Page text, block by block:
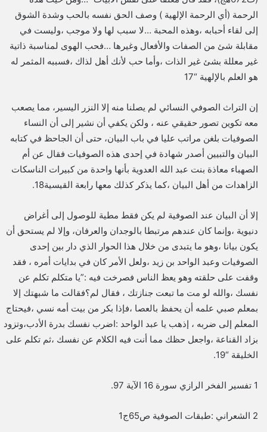
الرحمة (أي الرحمة الإلهية ) وصف الحق نفسه بالحب وشدة الشوق
إلى لقاء أحبابه ،وهذه المحبة …لا سبب لها ولا موجب ،وليست في
مقابلة شئ من الصفات والأفعال وغيرها …فحب الهوى لمناسبة ذاتية
غير معللة بشئ غير الذات ،وأما حب لأنك أهل لذاك ،فسببه المثمر له
هو العلم بالإلهية “17
إن التراث الصوفي النسائي لم يصلنا منه إلا النزر اليسير، مما يصعب
معه تكوين تصور حقيقي عنه ، ولكن يكفي أن نشير إلى أن النساء
الصوفيات بلغن مراتب عليا في باب البيان، حتى أن الجاحظ في كتابه
البيان والتبيين أصدر شهادة في إحدى هذه الصوفيات فقال عن أم
الصهباء معاذة بنت عبد الله العدوية بأنها واحدة من كبيرات الناسكات
الزاهدات من أهل البيان ،كما يذكر كذلك معها رابعة القيسية18.
إلا أن البيان عند الصوفية لم يكن فقط مطية للوصول إلى أغراض
دنيوية ،وإنما كان عندهم مرتبطا بالوجدان والعرفان، وإلا لم يستحق أن
يكون بيانا ،وهو ما يتبدى من خلال هذا الحوار الذي دار بين إحدى
الصوفيات وعبد الواحد بن زيد ،ولعل الأمر كان في بدايات أمره ، فقد
وقفت على حلقته وهو يعظ الناس فصرخت فيه :”يا متكلم تكلم عن
نفسك ،والله لو مت ما تبعت جنازتك ، فقال لم؟فقالت ما شبهتك إلا
بمعلم صبي علمه أن يحفظ بالعصا ،فإذا بكر من بيت أمه نسي ،فيحتاج
المعلم إلى ضربه ، إذهب يا عبد الواحد :اضرب نفسك بدرة الأدب،وتزود
بزاد القناعة ،واجعل حظك مما أنت فيه الكلام عن نفسك ،ثم تكلم على
الخليقة “19.
1 تفسير الفخر الرازي سورة 16 الآية 97.
2 الشعراني :طبقات الصوفية ص65ج1